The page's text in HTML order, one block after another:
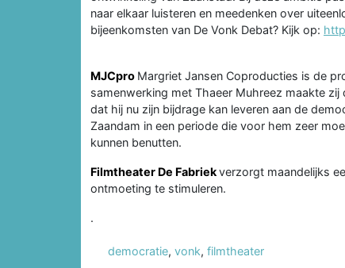
naar elkaar luisteren en meedenken over
bijeenkomsten van De Vonk Debat? Kijk op:
MJCpro Margriet Jansen Coproducties is de
samenwerking met Thaeer Muhreez maakte
dat hij nu zijn bijdrage kan leveren aan de
Zaandam in een periode die voor hem zeer
kunnen benutten.
Filmtheater De Fabriekverzorgt maandelijks
ontmoeting te stimuleren.
.
democratie, vonk, filmtheater